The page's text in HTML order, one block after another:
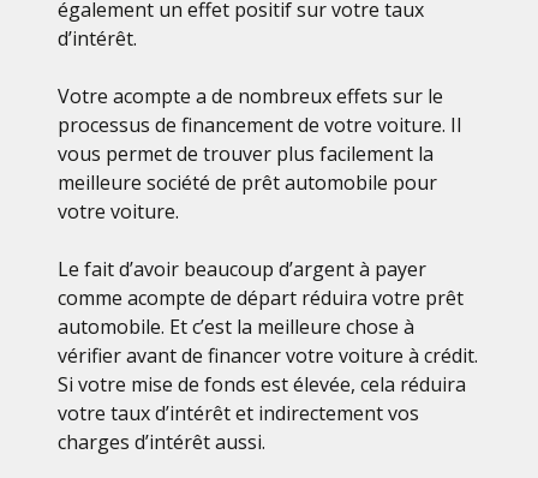
également un effet positif sur votre taux
d’intérêt.
Votre acompte a de nombreux effets sur le
processus de financement de votre voiture. Il
vous permet de trouver plus facilement la
meilleure société de prêt automobile pour
votre voiture.
Le fait d’avoir beaucoup d’argent à payer
comme acompte de départ réduira votre prêt
automobile. Et c’est la meilleure chose à
vérifier avant de financer votre voiture à crédit.
Si votre mise de fonds est élevée, cela réduira
votre taux d’intérêt et indirectement vos
charges d’intérêt aussi.